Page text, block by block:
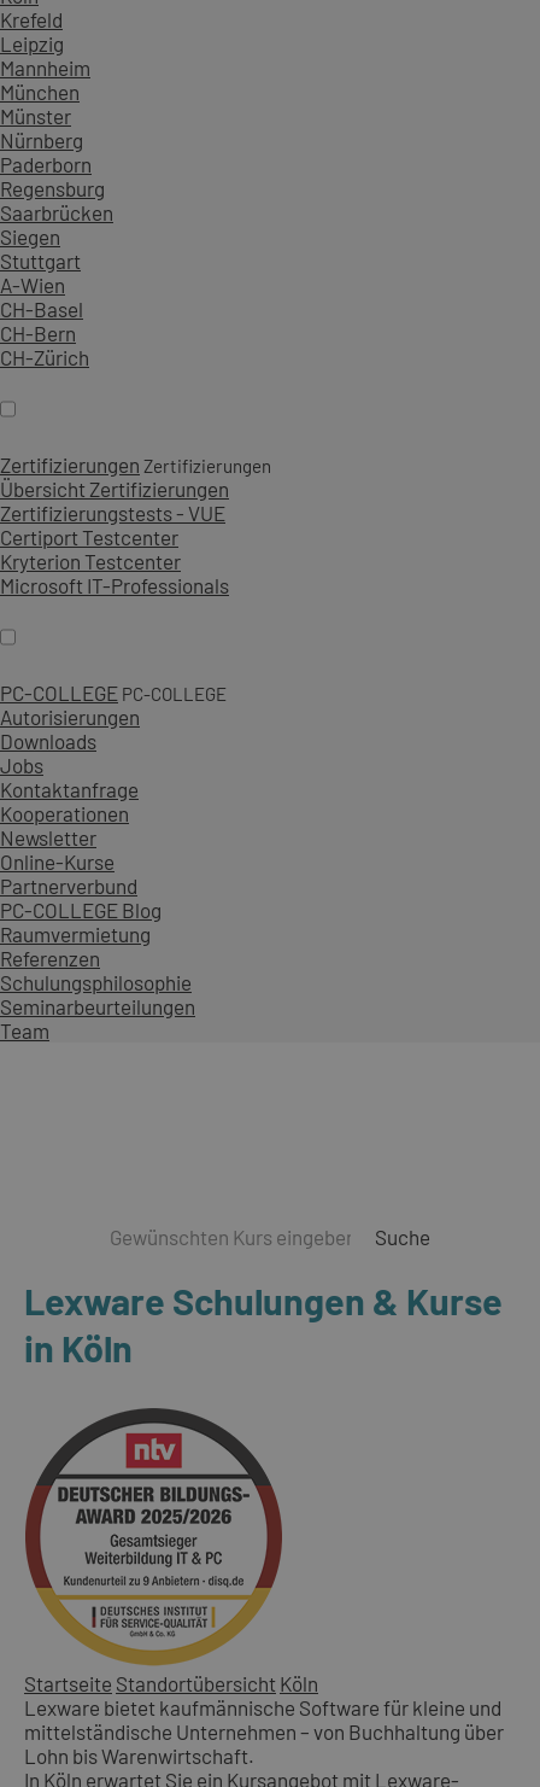
Krefeld
Leipzig
Mannheim
München
Münster
Nürnberg
Paderborn
Regensburg
Saarbrücken
Siegen
Stuttgart
A-Wien
CH-Basel
CH-Bern
CH-Zürich
Zertifizierungen Zertifizierungen
Übersicht Zertifizierungen
Zertifizierungstests - VUE
Certiport Testcenter
Kryterion Testcenter
Microsoft IT-Professionals
PC-COLLEGE PC-COLLEGE
Autorisierungen
Downloads
Jobs
Kontaktanfrage
Kooperationen
Newsletter
Online-Kurse
Partnerverbund
PC-COLLEGE Blog
Raumvermietung
Referenzen
Schulungsphilosophie
Seminarbeurteilungen
Team
Suche
Lexware Schulungen & Kurse
in Köln
Startseite Standortübersicht Köln
Lexware bietet kaufmännische Software für kleine und
mittelständische Unternehmen – von Buchhaltung über
Lohn bis Warenwirtschaft.
In Köln erwartet Sie ein Kursangebot mit Lexware-